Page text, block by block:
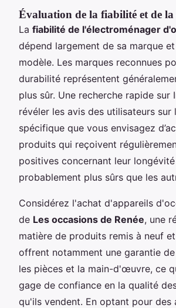
Évaluation de la fiabilité et de
La fiabilité de l'électroménager
dépend largement de sa marque
modèle. Les marques reconnues
durabilité représentent
plus sûr. Une recherche rapide sur
révéler les avis des utilisateurs sur
spécifique que vous envisagez
produits qui reçoivent
positives concernant leur
probablement plus sûrs que les
Considérez l'achat d'appareils
de Les occasions de Renée, une
matière de produits remis à neuf
offrent notamment une garantie
les pièces et la main-d'œuvre, ce
gage de confiance en la qualité
qu'ils vendent. En optant pour des